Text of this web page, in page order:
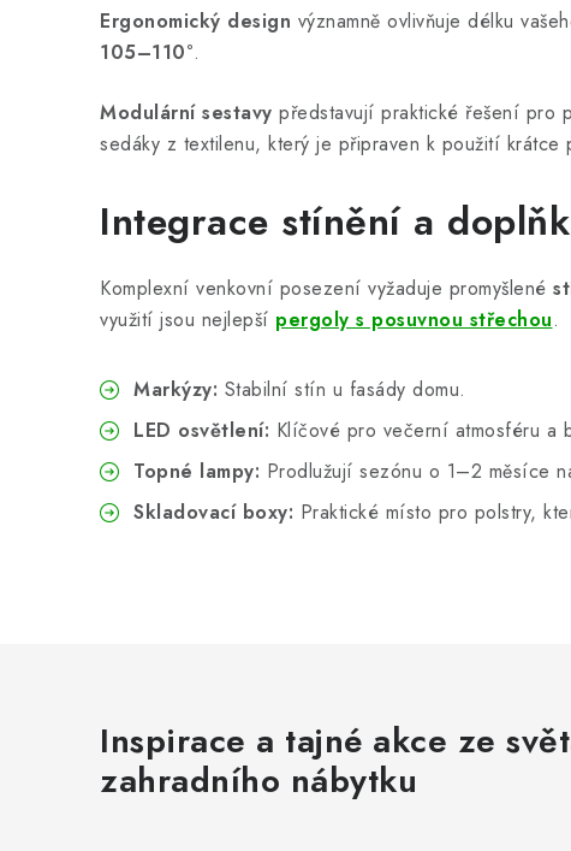
Ergonomický design významně ovlivňuje délku
105–110°.
Modulární sestavy představují praktické řešení pro
sedáky z textilenu, který je připraven k použití krátce
Integrace stínění a
Komplexní venkovní posezení vyžaduje promyšlené
využití jsou nejlepší pergoly s posuvnou střechou.
Markýzy: Stabilní stín u fasády domu.
LED osvětlení: Klíčové pro večerní atmosféru a
Topné lampy: Prodlužují sezónu o 1–2 měsíce
Skladovací boxy: Praktické místo pro polstry,
Inspirace a tajné akce ze
zahradního nábytku